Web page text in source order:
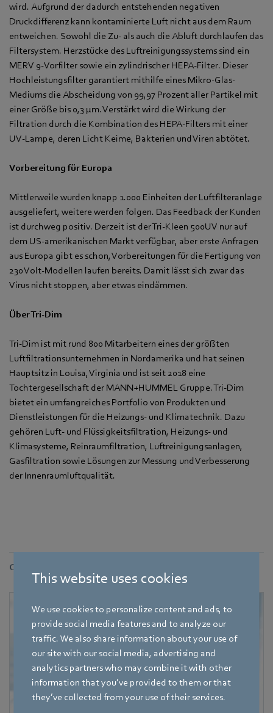
This website uses cookies
We use cookies to personalize content and ads, to
provide social media features and to analyze our
traffic. We also share information about your use of
our site with our social media, advertising and
analytics partners who may combine it with other
information that you’ve provided to them or that
they’ve collected from your use of their services.
wird. Aufgrund der dadurch entstehenden negativen
Druckdifferenz kann kontaminierte Luft nicht aus dem Raum
entweichen. Sowohl die Zu- als auch die Abluft durchlaufen das
Filtersystem. Herzstücke des Luftreinigungssystems sind ein
MERV 9-Vorfilter sowie ein zylindrischer HEPA-Filter. Dieser
Hochleistungsfilter garantiert mithilfe eines Mikro-Glas-
Mediums die Abscheidung von 99,97 Prozent aller Partikel mit
einer Größe bis 0,3 µm. Verstärkt wird die Wirkung der
Filtration durch die Kombination des HEPA-Filters mit einer
UV-Lampe, deren Licht Keime, Bakterien und Viren abtötet.
Vorbereitung für Europa
Mittlerweile wurden knapp 1.000 Einheiten der Luftfilteranlage
ausgeliefert, weitere werden folgen. Das Feedback der Kunden
ist durchweg positiv. Derzeit ist der Tri-Kleen 500UV nur auf
dem US-amerikanischen Markt verfügbar, aber erste Anfragen
aus Europa gibt es schon, Vorbereitungen für die Fertigung von
230 Volt-Modellen laufen bereits. Damit lässt sich zwar das
Virus nicht stoppen, aber etwas eindämmen.
Über Tri-Dim
Tri-Dim ist mit rund 800 Mitarbeitern eines der größten
Luftfiltrationsunternehmen in Nordamerika und hat seinen
Hauptsitz in Louisa, Virginia und ist seit 2018 eine
Tochtergesellschaft der MANN+HUMMEL Gruppe. Tri-Dim
bietet ein umfangreiches Portfolio von Produkten und
Dienstleistungen für die Heizungs- und Klimatechnik. Dazu
gehören Luft- und Flüssigkeitsfiltration, Heizungs- und
Klimasysteme, Reinraumfiltration, Luftreinigungsanlagen,
Gasfiltration sowie Lösungen zur Messung und Verbesserung
der Innenraumluftqualität.
Contact